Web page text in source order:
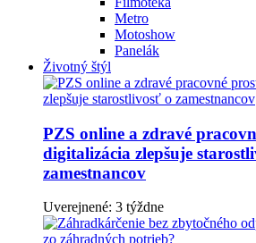
Metro
Motoshow
Panelák
Životný štýl
PZS online a zdravé
digitalizácia zlepšuje
zamestnancov
Uverejnené: 3 týždne